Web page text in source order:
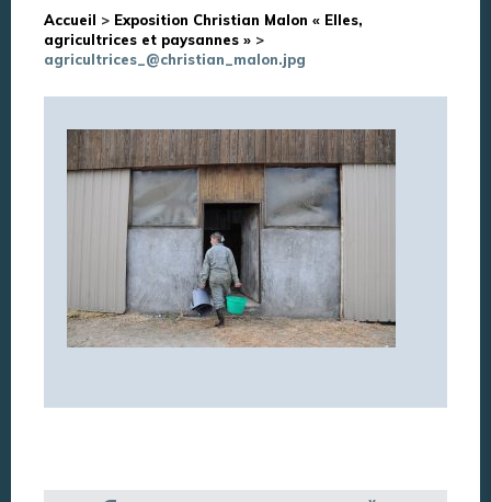
Accueil > Exposition Christian Malon « Elles,
agricultrices et paysannes » >
agricultrices_@christian_malon.jpg